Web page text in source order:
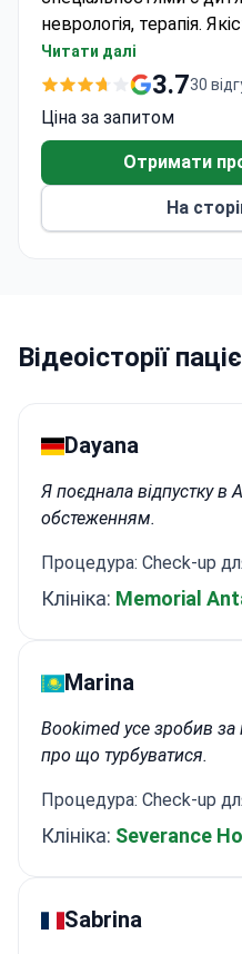
неврологія, терапія.
лікування підтверджує
International, Індійська
Сполучених Штатів,
інших країн вибирають
Hospital для медичної
Читати далі
3.730
Ціна за запитом
Отримати
На
Відеоісторії
Dayana
Я поєднала відпустку в
обстеженням.
Процедура: Check-up
Клініка: Memorial
Marina
Bookimed усе зробив
про що турбуватися.
Процедура: Check-up
Клініка: Severance
Sabrina